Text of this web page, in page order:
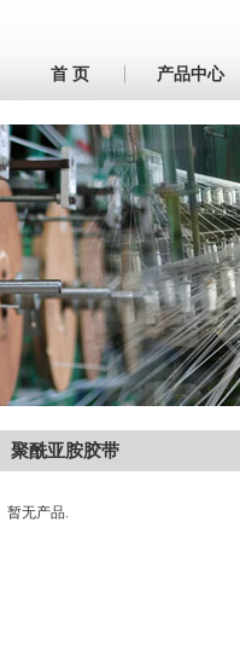
首 页 产品中心
聚酰亚胺胶带
暂无产品.